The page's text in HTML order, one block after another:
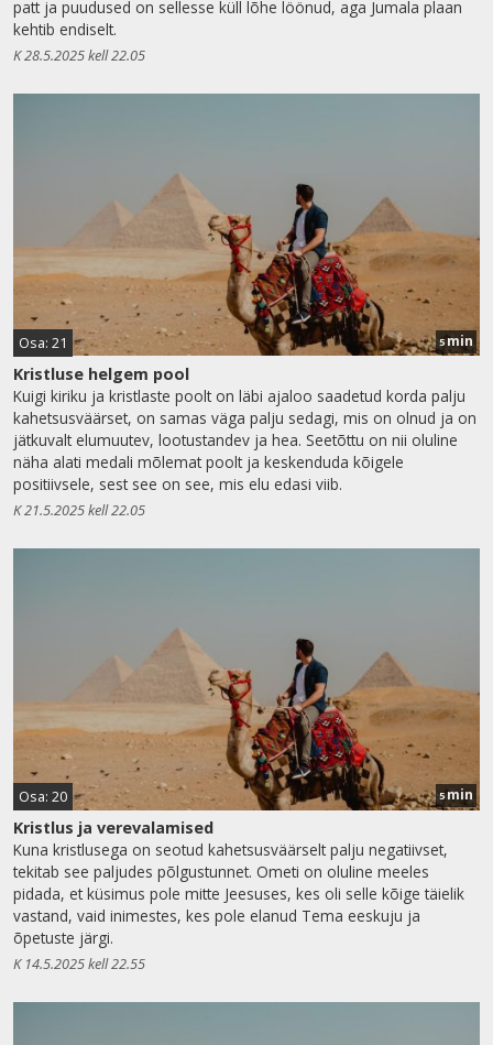
patt ja puudused on sellesse küll lõhe löönud, aga Jumala plaan
kehtib endiselt.
K 28.5.2025 kell 22.05
Osa: 21 5min
Kristluse helgem pool
Kuigi kiriku ja kristlaste poolt on läbi ajaloo saadetud korda palju
kahetsusväärset, on samas väga palju sedagi, mis on olnud ja on
jätkuvalt elumuutev, lootustandev ja hea. Seetõttu on nii oluline
näha alati medali mõlemat poolt ja keskenduda kõigele
positiivsele, sest see on see, mis elu edasi viib.
K 21.5.2025 kell 22.05
Osa: 20 5min
Kristlus ja verevalamised
Kuna kristlusega on seotud kahetsusväärselt palju negatiivset,
tekitab see paljudes põlgustunnet. Ometi on oluline meeles
pidada, et küsimus pole mitte Jeesuses, kes oli selle kõige täielik
vastand, vaid inimestes, kes pole elanud Tema eeskuju ja
õpetuste järgi.
K 14.5.2025 kell 22.55